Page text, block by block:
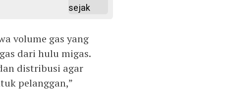
volume gas yang
dari hulu migas.
distribusi agar
pelanggan,”